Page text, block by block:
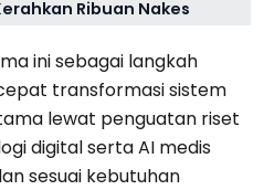
Ribuan Nakes
ini sebagai langkah
transformasi sistem
lewat penguatan riset
digital serta AI medis
sesuai kebutuhan